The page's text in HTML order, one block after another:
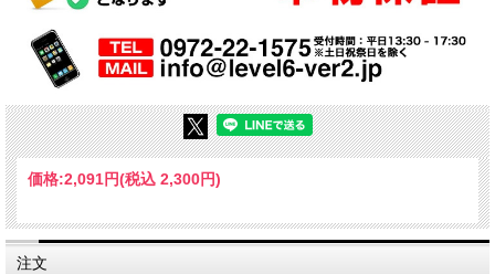
価格:2,091円(税込 2,300円)
注文